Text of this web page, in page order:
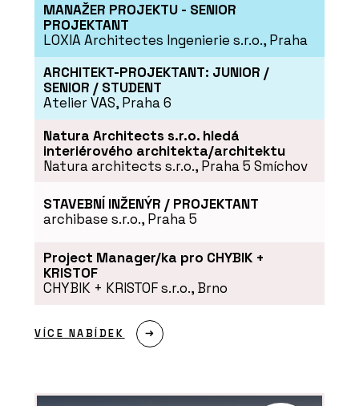
MANAŽER PROJEKTU - SENIOR
PROJEKTANT
LOXIA Architectes Ingenierie s.r.o., Praha
ARCHITEKT-PROJEKTANT: JUNIOR /
SENIOR / STUDENT
Atelier VAS, Praha 6
Natura Architects s.r.o. hledá
interiérového architekta/architektu
Natura architects s.r.o., Praha 5 Smíchov
STAVEBNÍ INŽENÝR / PROJEKTANT
archibase s.r.o., Praha 5
Project Manager/ka pro CHYBIK +
KRISTOF
CHYBIK + KRISTOF s.r.o., Brno
VÍCE NABÍDEK